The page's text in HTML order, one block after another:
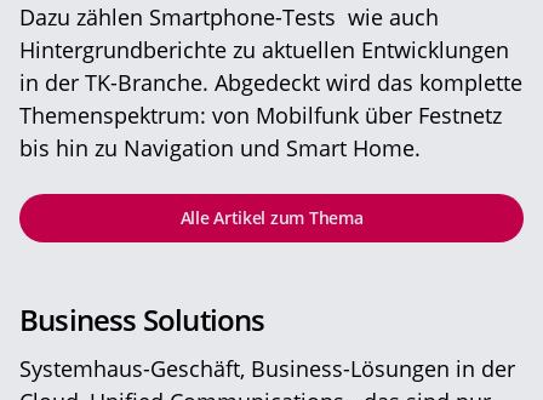
Dazu zählen Smartphone-Tests wie auch
Hintergrundberichte zu aktuellen Entwicklungen
in der TK-Branche. Abgedeckt wird das komplette
Themenspektrum: von Mobilfunk über Festnetz
bis hin zu Navigation und Smart Home.
Alle Artikel zum Thema
Business Solutions
Systemhaus-Geschäft, Business-Lösungen in der